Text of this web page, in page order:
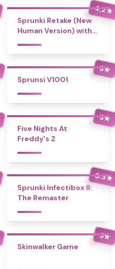
4.2★
Sprunki Retake (New
Human Version) with
3★
Sprunsi V1001
3★
Five Nights At
Freddy's 2
3.3★
Sprunki Infectibox II:
The Remaster
5★
Skinwalker Game